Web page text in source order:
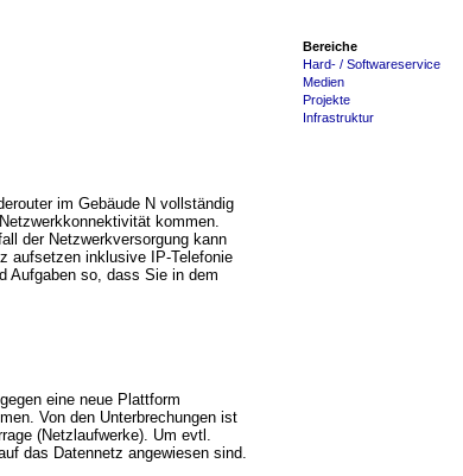
Bereiche
Hard- / Softwareservice
Medien
Projekte
Infrastruktur
im Gebäude N vollständig
kommen.
der Netzwerkversorgung kann
aufsetzen inklusive IP-Telefonie
Aufgaben so, dass Sie in dem
eine neue Plattform
Von den Unterbrechungen ist
(Netzlaufwerke). Um evtl.
das Datennetz angewiesen sind.